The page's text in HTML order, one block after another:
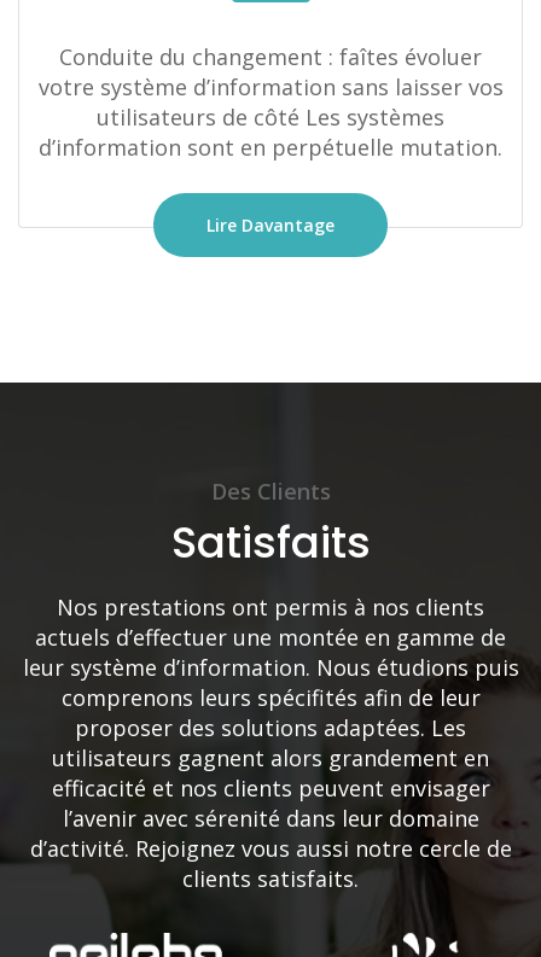
Conduite du changement : faîtes évoluer
votre système d’information sans laisser vos
utilisateurs de côté Les systèmes
d’information sont en perpétuelle mutation.
Lire Davantage
Des Clients
Satisfaits
Nos prestations ont permis à nos clients
actuels d’effectuer une montée en gamme de
leur système d’information. Nous étudions puis
comprenons leurs spécifités afin de leur
proposer des solutions adaptées. Les
utilisateurs gagnent alors grandement en
efficacité et nos clients peuvent envisager
l’avenir avec sérenité dans leur domaine
d’activité. Rejoignez vous aussi notre cercle de
clients satisfaits.